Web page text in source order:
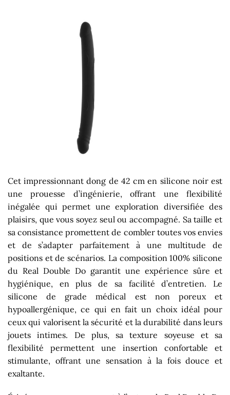
Cet impressionnant dong de 42 cm en silicone noir est
une prouesse d’ingénierie, offrant une flexibilité
inégalée qui permet une exploration diversifiée des
plaisirs, que vous soyez seul ou accompagné. Sa taille et
sa consistance promettent de combler toutes vos envies
et de s’adapter parfaitement à une multitude de
positions et de scénarios. La composition 100% silicone
du Real Double Do garantit une expérience sûre et
hygiénique, en plus de sa facilité d’entretien. Le
silicone de grade médical est non poreux et
hypoallergénique, ce qui en fait un choix idéal pour
ceux qui valorisent la sécurité et la durabilité dans leurs
jouets intimes. De plus, sa texture soyeuse et sa
flexibilité permettent une insertion confortable et
stimulante, offrant une sensation à la fois douce et
exaltante.